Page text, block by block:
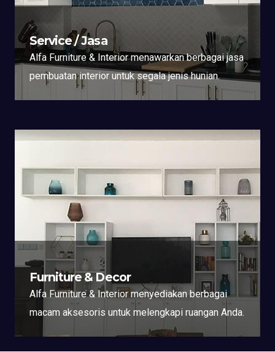
Service / Jasa
Alfa Furniture & Interior menawarkan berbagai jasa
pembuatan interior untuk segala jenis hunian.
Furniture & Decor
Alfa Furniture & Interior menyediakan berbagai
macam aksesoris untuk melengkapi ruangan Anda.